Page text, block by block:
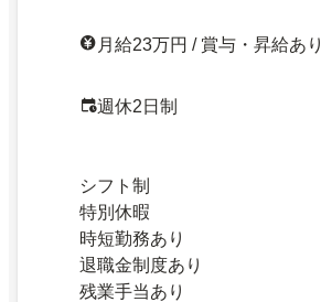
月給23万円 / 賞与・昇給あり
週休2日制
シフト制
特別休暇
時短勤務あり
退職金制度あり
残業手当あり